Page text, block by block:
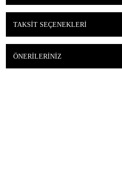
TAKSIT SEÇENEKLERI
ÖNERILERINIZ